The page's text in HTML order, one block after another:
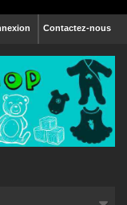
Contactez-nous